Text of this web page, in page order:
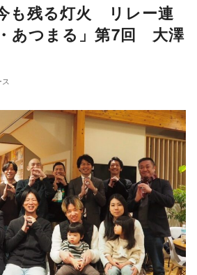
も残る灯火 リレー連
あつまる」第7回 大澤